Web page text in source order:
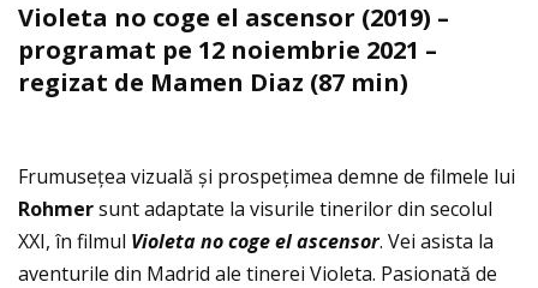
Violeta no coge el ascensor (2019) –
programat pe 12 noiembrie 2021 –
regizat de Mamen Diaz (87 min)
Frumuseţea vizuală și prospeţimea demne de filmele lui
Rohmersunt adaptate la visurile tinerilor din secolul
XXI, în filmul Violeta no coge el ascensor. Vei asista la
aventurile din Madrid ale tinerei Violeta. Pasionată de